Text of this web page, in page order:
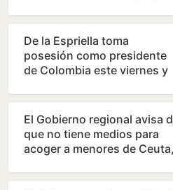
De la Espriella toma
posesión como presidente
de Colombia este viernes y
El Gobierno regional avisa
que no tiene medios para
acoger a menores de Ceuta,